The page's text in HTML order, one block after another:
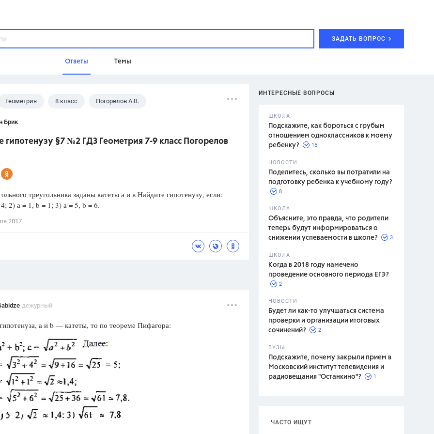
ЗАДАТЬ ВОПРОС
Ответы Темы
Домашнее задание
Школа
Учебники
ИНТЕРЕСНЫЕ ВОПРОСЫ
ШКОЛА
Подскажите, как бороться с грубым
отношением одноклассников к моему
ребенку?
15
НОВОСТИ
Поделитесь, сколько вы потратили на
подготовку ребенка к учебному году?
8
ШКОЛА
Объясните, это правда, что родители
теперь будут информироваться о
снижении успеваемости в школе?
3
ШКОЛА
Когда в 2018 году намечено
проведение основного периода ЕГЭ?
2
НОВОСТИ
Будет ли как-то улучшаться система
проверки и организации итоговых
сочинений?
2
ВУЗЫ
Подскажите, почему закрыли прием в
Московский институт телевидения и
радиовещания "Останкино"?
1
ЧАСТО ИЩУТ
Геометрия 8 класс Погорелов А.В.
Брик
гипотенузу §7 №2 ГДЗ Геометрия 7-9 класс Погорелов
треугольника заданы катеты а и в Найдите гипотенузу, если:
2) а = 1, b = 1; 3) а = 5, b = 6.
2017
дежурный
а и b — катеты, то по теореме Пифагора: